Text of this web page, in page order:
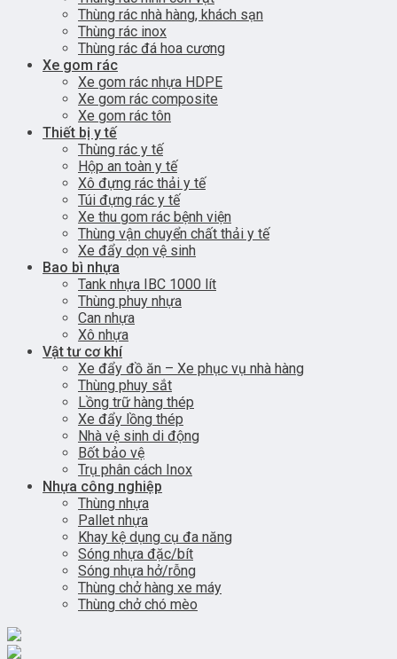
Thùng rác nhà hàng, khách sạn
Thùng rác inox
Thùng rác đá hoa cương
Xe gom rác
Xe gom rác nhựa HDPE
Xe gom rác composite
Xe gom rác tôn
Thiết bị y tế
Thùng rác y tế
Hộp an toàn y tế
Xô đựng rác thải y tế
Túi đựng rác y tế
Xe thu gom rác bệnh viện
Thùng vận chuyển chất thải y tế
Xe đẩy dọn vệ sinh
Bao bì nhựa
Tank nhựa IBC 1000 lít
Thùng phuy nhựa
Can nhựa
Xô nhựa
Vật tư cơ khí
Xe đẩy đồ ăn – Xe phục vụ nhà hàng
Thùng phuy sắt
Lồng trữ hàng thép
Xe đẩy lồng thép
Nhà vệ sinh di động
Bốt bảo vệ
Trụ phân cách Inox
Nhựa công nghiệp
Thùng nhựa
Pallet nhựa
Khay kệ dụng cụ đa năng
Sóng nhựa đặc/bít
Sóng nhựa hở/rỗng
Thùng chở hàng xe máy
Thùng chở chó mèo